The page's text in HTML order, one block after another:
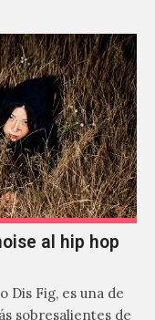
al hip hop
Dis Fig, es una de
sobresalientes de